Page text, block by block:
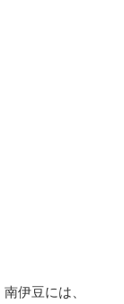
伊豆には、